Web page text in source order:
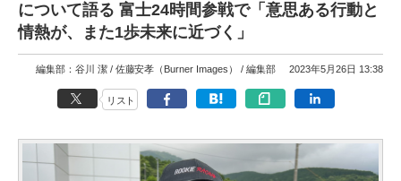
について語る 富士24時間参戦で「意思ある行動と
情熱が、また1歩未来に近づく」
編集部：谷川 潔 佐藤安孝（Burner Images） 編集部 2023年5月26日 13:38
リスト